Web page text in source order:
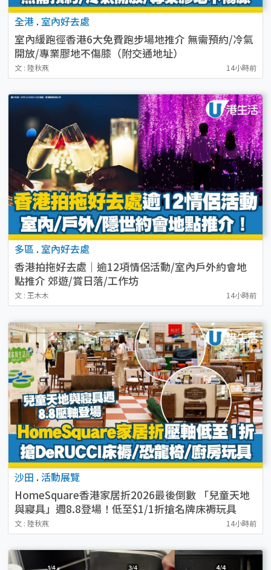
全港 . 室內好去處
室內緩跑徑香港6大免費跑步場地推介 無需預約/冷氣
開放/專業膠地不傷膝（附交通地址）
文 : 陸秋燕 14小時前
多區 . 室內好去處
香港拍拖好去處｜逾12項情侶活動/室內戶外約會地
點推介 郊遊/賞日落/工作坊
文 : 王木木 14小時前
沙田 . 活動展覽
HomeSquare香港家居折2026最後倒數 「兒童天地
與寢具」週8.8登場！低至$1/1折搶名牌床褥玩具
文 : 陸秋燕 14小時前